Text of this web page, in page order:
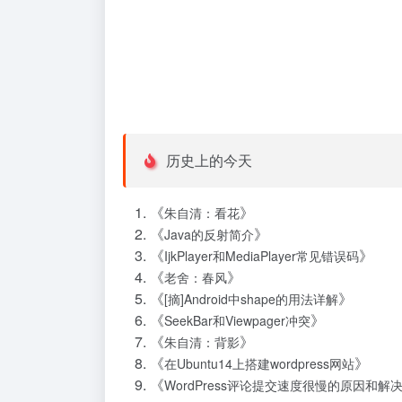
历史上的今天
《朱自清：看花》
《Java的反射简介》
《IjkPlayer和MediaPlayer常见错误码》
《老舍：春风》
《[摘]Android中shape的用法详解》
《SeekBar和Viewpager冲突》
《朱自清：背影》
《在Ubuntu14上搭建wordpress网站》
《WordPress评论提交速度很慢的原因和解